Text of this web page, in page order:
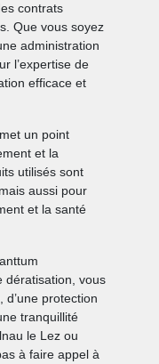
contrats
Que vous soyez
administration
l’expertise de
efficace et
un point
et la
utilisés sont
aussi pour
et la santé
dératisation, vous
d’une protection
tranquillité
le Lez ou
à faire appel à